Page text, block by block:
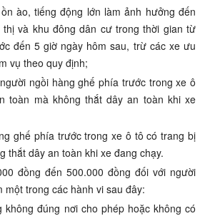
ào, tiếng động lớn làm ảnh hưởng đến
và khu đông dân cư trong thời gian từ
đến 5 giờ ngày hôm sau, trừ các xe ưu
vụ theo quy định;
ngồi hàng ghế phía trước trong xe ô
toàn mà không thắt dây an toàn khi xe
ghế phía trước trong xe ô tô có trang bị
thắt dây an toàn khi xe đang chạy.
đồng đến 500.000 đồng đối với người
một trong các hành vi sau đây:
không đúng nơi cho phép hoặc không có